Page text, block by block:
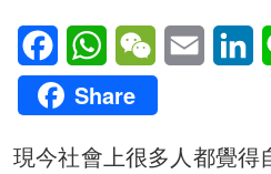
FacebookWhatsAppWeChatEmail
Share
現今社會上很多人都覺得